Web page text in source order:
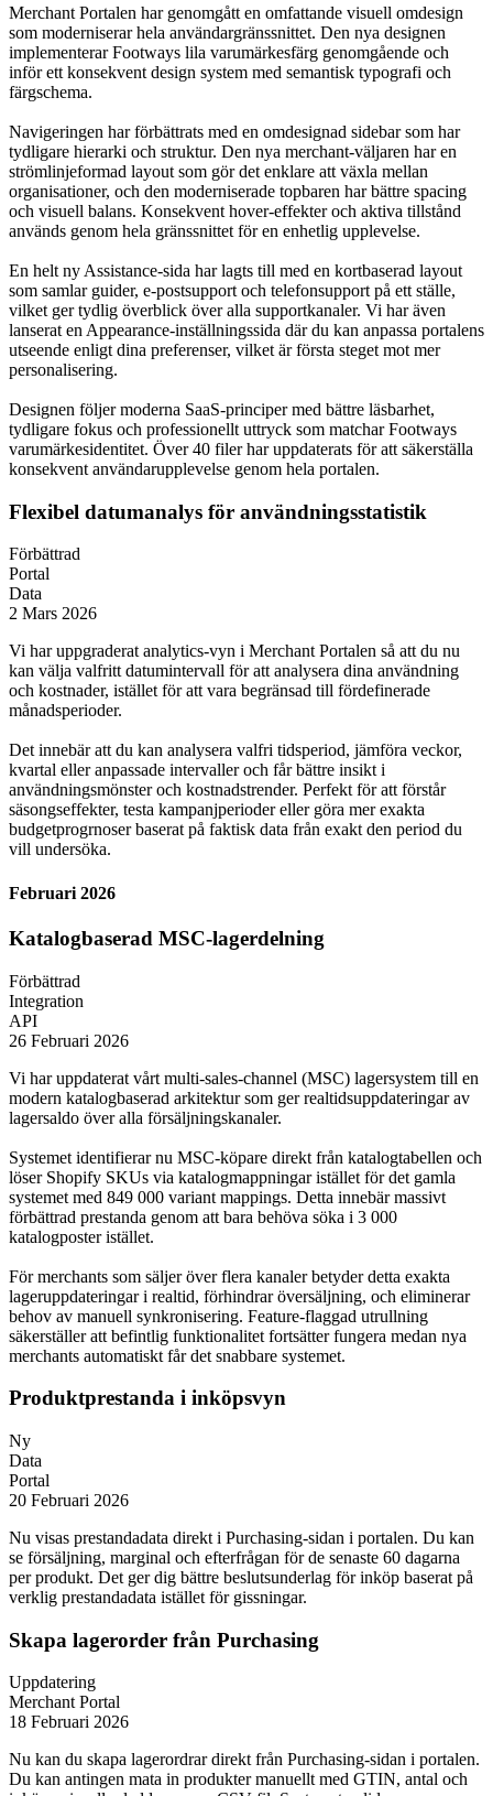
Merchant Portalen har genomgått en omfattande visuell omdesign
som moderniserar hela användargränssnittet. Den nya designen
implementerar Footways lila varumärkesfärg genomgående och
inför ett konsekvent design system med semantisk typografi och
färgschema.
Navigeringen har förbättrats med en omdesignad sidebar som har
tydligare hierarki och struktur. Den nya merchant-väljaren har en
strömlinjeformad layout som gör det enklare att växla mellan
organisationer, och den moderniserade topbaren har bättre spacing
och visuell balans. Konsekvent hover-effekter och aktiva tillstånd
används genom hela gränssnittet för en enhetlig upplevelse.
En helt ny Assistance-sida har lagts till med en kortbaserad layout
som samlar guider, e-postsupport och telefonsupport på ett ställe,
vilket ger tydlig överblick över alla supportkanaler. Vi har även
lanserat en Appearance-inställningssida där du kan anpassa portalens
utseende enligt dina preferenser, vilket är första steget mot mer
personalisering.
Designen följer moderna SaaS-principer med bättre läsbarhet,
tydligare fokus och professionellt uttryck som matchar Footways
varumärkesidentitet. Över 40 filer har uppdaterats för att säkerställa
konsekvent användarupplevelse genom hela portalen.
Flexibel datumanalys för användningsstatistik
Förbättrad
Portal
Data
2 Mars 2026
Vi har uppgraderat analytics-vyn i Merchant Portalen så att du nu
kan välja valfritt datumintervall för att analysera dina användning
och kostnader, istället för att vara begränsad till fördefinerade
månadsperioder.
Det innebär att du kan analysera valfri tidsperiod, jämföra veckor,
kvartal eller anpassade intervaller och får bättre insikt i
användningsmönster och kostnadstrender. Perfekt för att förstår
säsongseffekter, testa kampanjperioder eller göra mer exakta
budgetprogrnoser baserat på faktisk data från exakt den period du
vill undersöka.
Februari 2026
Katalogbaserad MSC-lagerdelning
Förbättrad
Integration
API
26 Februari 2026
Vi har uppdaterat vårt multi-sales-channel (MSC) lagersystem till en
modern katalogbaserad arkitektur som ger realtidsuppdateringar av
lagersaldo över alla försäljningskanaler.
Systemet identifierar nu MSC-köpare direkt från katalogtabellen och
löser Shopify SKUs via katalogmappningar istället för det gamla
systemet med 849 000 variant mappings. Detta innebär massivt
förbättrad prestanda genom att bara behöva söka i 3 000
katalogposter istället.
För merchants som säljer över flera kanaler betyder detta exakta
lageruppdateringar i realtid, förhindrar översäljning, och eliminerar
behov av manuell synkronisering. Feature-flaggad utrullning
säkerställer att befintlig funktionalitet fortsätter fungera medan nya
merchants automatiskt får det snabbare systemet.
Produktprestanda i inköpsvyn
Ny
Data
Portal
20 Februari 2026
Nu visas prestandadata direkt i Purchasing-sidan i portalen. Du kan
se försäljning, marginal och efterfrågan för de senaste 60 dagarna
per produkt. Det ger dig bättre beslutsunderlag för inköp baserat på
verklig prestandadata istället för gissningar.
Skapa lagerorder från Purchasing
Uppdatering
Merchant Portal
18 Februari 2026
Nu kan du skapa lagerordrar direkt från Purchasing-sidan i portalen.
Du kan antingen mata in produkter manuellt med GTIN, antal och